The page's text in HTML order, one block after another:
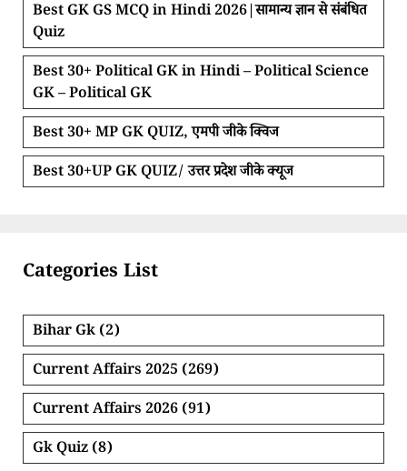
Best GK GS MCQ in Hindi 2026|सामान्य ज्ञान से संबंधित
Quiz
Best 30+ Political GK in Hindi – Political Science
GK – Political GK
Best 30+ MP GK QUIZ, एमपी जीके क्विज
Best 30+UP GK QUIZ/ उत्तर प्रदेश जीके क्यूज
Categories List
Bihar Gk (2)
Current Affairs 2025 (269)
Current Affairs 2026 (91)
Gk Quiz (8)